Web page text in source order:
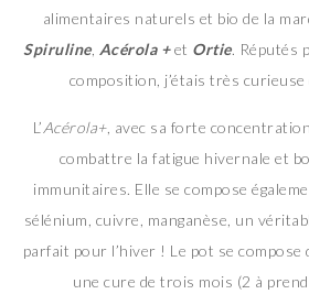
alimentaires naturels et bio de la
Spiruline, Acérola +et Ortie. Réputés
composition, j’étais très
L’Acérola+, avec sa forte
combattre la fatigue hivernale et
immunitaires. Elle se compose
sélénium, cuivre, manganèse, un
parfait pour l’hiver ! Le pot se
une cure de trois mois (2 à